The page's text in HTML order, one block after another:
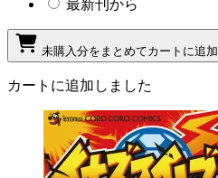
最新刊から
未購入分をまとめてカートに追加
カートに追加しました